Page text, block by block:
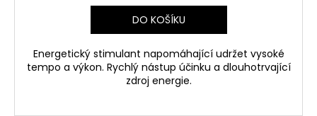
DO KOŠÍKU
Energetický stimulant napomáhající udržet vysoké
tempo a výkon. Rychlý nástup účinku a dlouhotrvající
zdroj energie.